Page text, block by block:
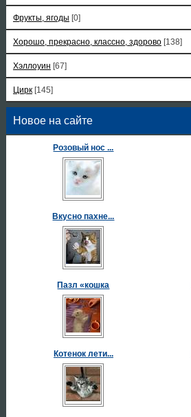
Фрукты, ягоды [0]
Хорошо, прекрасно, классно, здорово [138]
Хэллоуин [67]
Цирк [145]
Новое на сайте
Розовый нос ...
Вкусно пахне...
Пазл «кошка
Котенок лети...